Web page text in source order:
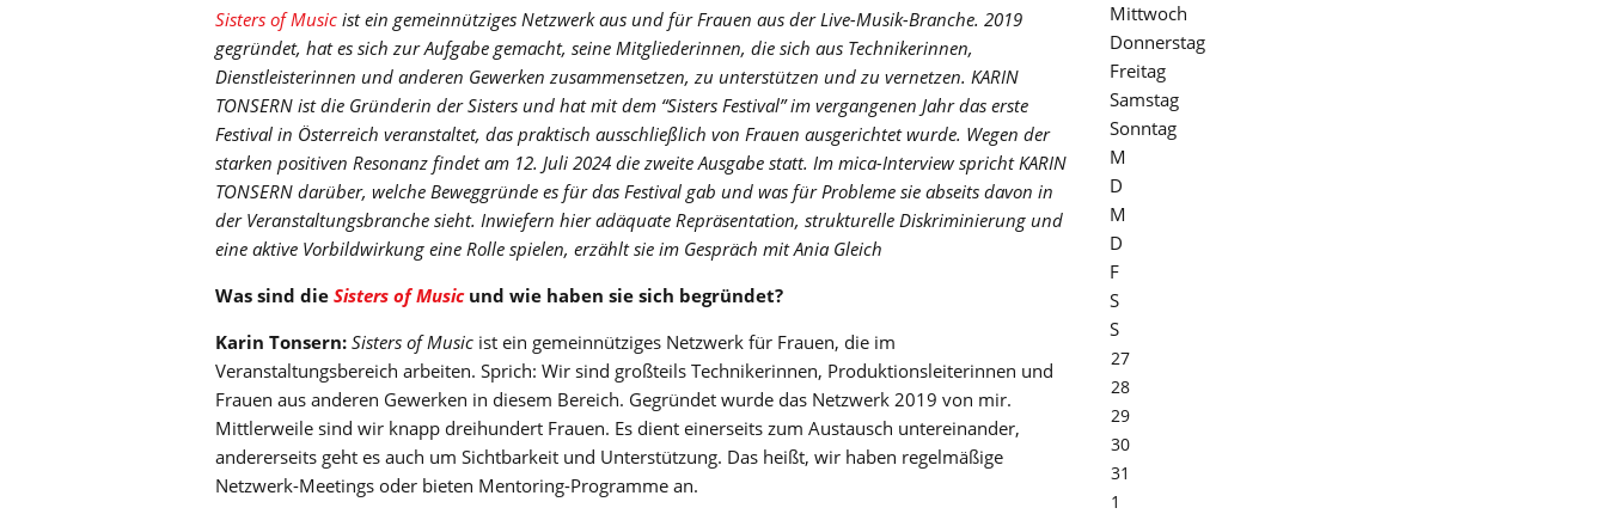
Sisters of Music ist ein gemeinnütziges Netzwerk aus und für Frauen aus der Live-Musik-Branche. 2019
gegründet, hat es sich zur Aufgabe gemacht, seine Mitgliederinnen, die sich aus Technikerinnen,
Dienstleisterinnen und anderen Gewerken zusammensetzen, zu unterstützen und zu vernetzen. KARIN
TONSERN ist die Gründerin der Sisters und hat mit dem “Sisters Festival” im vergangenen Jahr das erste
Festival in Österreich veranstaltet, das praktisch ausschließlich von Frauen ausgerichtet wurde. Wegen der
starken positiven Resonanz findet am 12. Juli 2024 die zweite Ausgabe statt. Im mica-Interview spricht KARIN
TONSERN darüber, welche Beweggründe es für das Festival gab und was für Probleme sie abseits davon in
der Veranstaltungsbranche sieht. Inwiefern hier adäquate Repräsentation, strukturelle Diskriminierung und
eine aktive Vorbildwirkung eine Rolle spielen, erzählt sie im Gespräch mit Ania Gleich
Was sind die Sisters of Musicund wie haben sie sich begründet?
Karin Tonsern: Sisters of Music ist ein gemeinnütziges Netzwerk für Frauen, die im
Veranstaltungsbereich arbeiten. Sprich: Wir sind großteils Technikerinnen, Produktionsleiterinnen und
Frauen aus anderen Gewerken in diesem Bereich. Gegründet wurde das Netzwerk 2019 von mir.
Mittlerweile sind wir knapp dreihundert Frauen. Es dient einerseits zum Austausch untereinander,
andererseits geht es auch um Sichtbarkeit und Unterstützung. Das heißt, wir haben regelmäßige
Netzwerk-Meetings oder bieten Mentoring-Programme an.
Mittwoch
Donnerstag
Freitag
Samstag
Sonntag
M
D
M
D
F
S
S
27
28
29
30
31
1